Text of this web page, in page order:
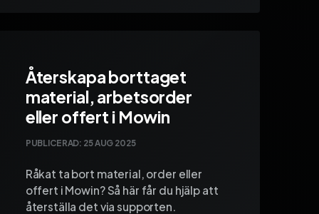
Återskapa borttaget
material, arbetsorder
eller offert i Mowin
PUBLICERAD: 25 AUG 2025
Råkat ta bort material, order eller
offert i Mowin? Så här får du hjälp att
återställa det via supporten.